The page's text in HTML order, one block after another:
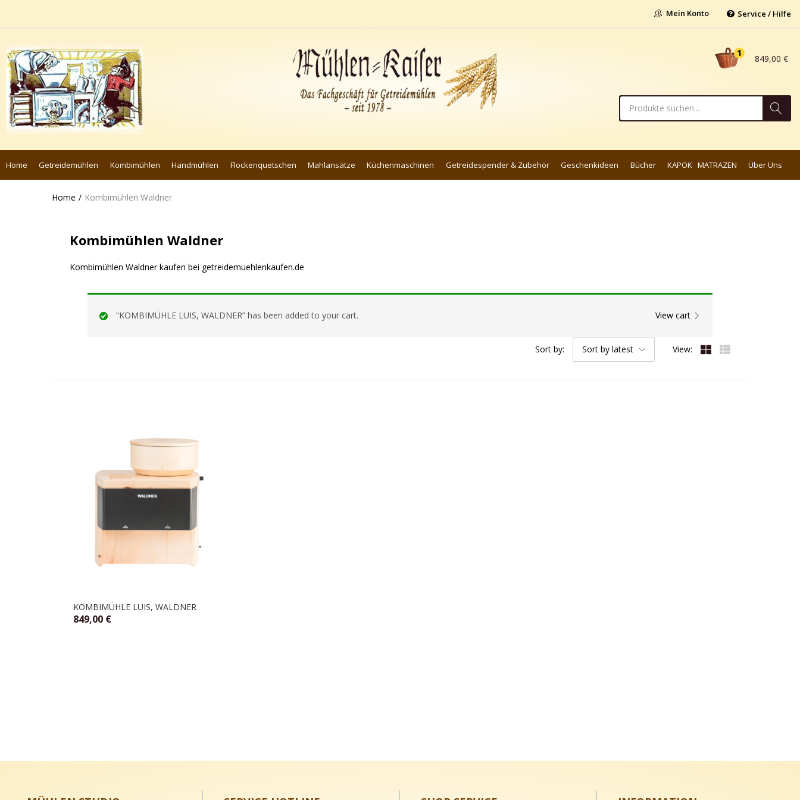
Mein Konto Service / Hilfe
1 849,00€
Home Getreidemühlen Kombimühlen Handmühlen Flockenquetschen Mahlansätze Küchenmaschinen Getreidespender & Zubehör Geschenkideen Bücher KAPOK MATRAZEN Über Uns
Home Kombimühlen Waldner
Kombimühlen Waldner
Kombimühlen Waldner kaufen bei getreidemuehlenkaufen.de
View cart
“KOMBIMÜHLE LUIS, WALDNER” has been added to your cart.
Sort by: Sort by latest View:
KOMBIMÜHLE LUIS, WALDNER
849,00 €